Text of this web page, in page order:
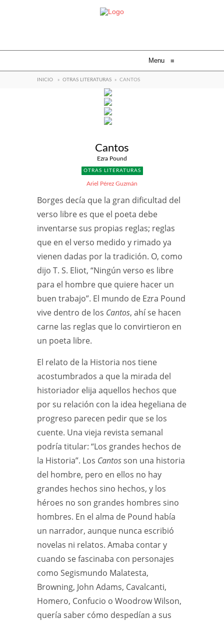
Menu ≡
INICIO » OTRAS LITERATURAS » CANTOS
Cantos
Ezra Pound
OTRAS LITERATURAS
Ariel Pérez Guzmán
Borges decía que la gran dificultad del
verso libre es que el poeta debe
inventarse sus propias reglas; reglas
que en el verso medido y rimado ya
vienen dadas por la tradición. O, como
dijo T. S. Eliot, “Ningún verso es libre
para el hombre que quiere hacer un
buen trabajo”. El mundo de Ezra Pound
vive dentro de los Cantos, ahí se hacen
carne las reglas que lo convirtieron en
un poeta libre.
El relato de la Historia nos tiene
acostumbrados a que la mirada del
historiador elija aquellos hechos que
por su relación con la idea hegeliana de
progreso parecen pedir que se los
cuente. Una vieja revista semanal
podría titular: “Los grandes hechos de
la Historia”. Los Cantosson una historia
del hombre, pero en ellos no hay
grandes hechos sino hechos, y los
héroes no son grandes hombres sino
hombres. En el alma de Pound había
un narrador, aunque nunca escribió
novelas ni relatos. Amaba contar y
cuando se fascinaba con personajes
como Segismundo Malatesta,
Browning, John Adams, Cavalcanti,
Homero, Confucio o Woodrow Wilson,
quería saber cómo despedían a sus